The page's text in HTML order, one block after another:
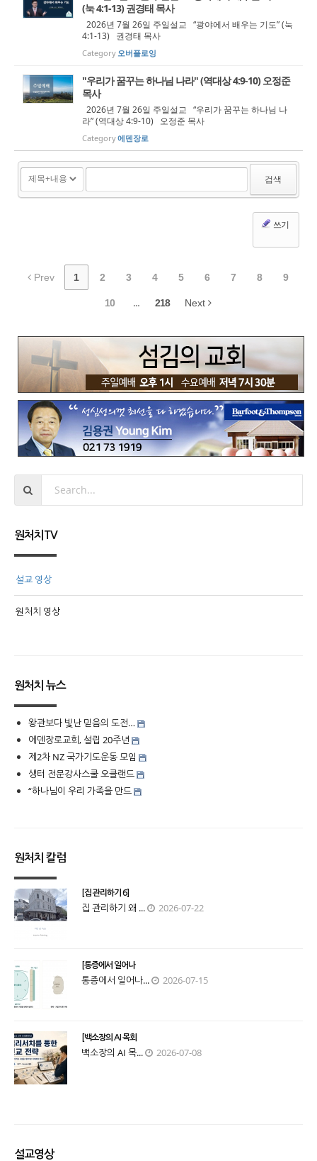
(눅 4:1-13) 권경태 목사
2026년 7월 26일 주일설교 “광야에서 배우는 기도” (눅
4:1-13) 권경태 목사
Category오버플로잉
"우리가 꿈꾸는 하나님 나라" (역대상 4:9-10) 오정준
목사
2026년 7월 26일 주일설교 “우리가 꿈꾸는 하나님 나
라” (역대상 4:9-10) 오정준 목사
Category에덴장로
검색
쓰기
Prev 1 2 3 4 5 6 7 8 9
10 ... 218 Next
원처치TV
설교 영상
원처치 영상
원처치 뉴스
왕관보다 빛난 믿음의 도전…
에덴장로교회, 설립 20주년
제2차 NZ 국가기도운동 모임
생터 전문강사스쿨 오클랜드
“하나님이 우리 가족을 만드
원처치 칼럼
[집 관리하기 6]
집 관리하기 왜 ... 2026-07-22
[통증에서 일어나
통증에서 일어나... 2026-07-15
[백소장의 AI 목회
백소장의 AI 목... 2026-07-08
설교영상